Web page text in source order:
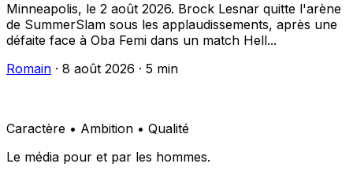
Minneapolis, le 2 août 2026. Brock Lesnar quitte l'arène
de SummerSlam sous les applaudissements, après une
défaite face à Oba Femi dans un match Hell...
Romain · 8 août 2026 · 5 min
Caractère • Ambition • Qualité
Le média pour et par les hommes.